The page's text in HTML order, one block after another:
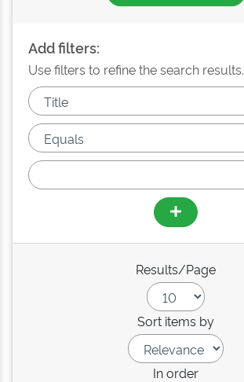
Add filters:
Use filters to refine the search results.
Results/Page
Sort items by
In order